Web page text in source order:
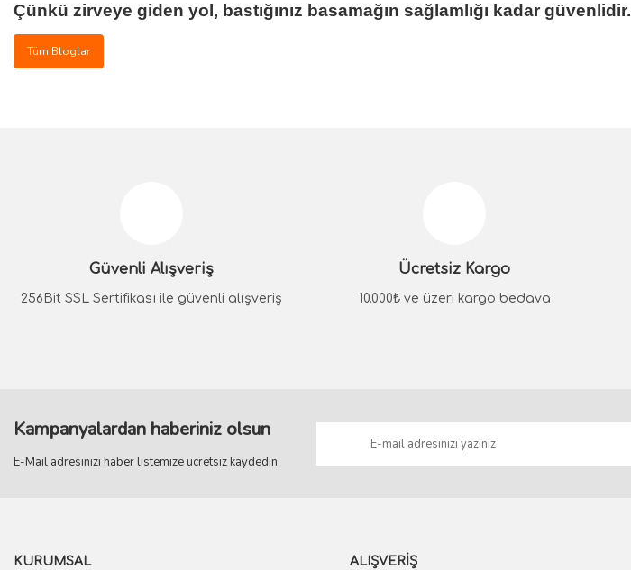
Çünkü zirveye giden yol, bastığınız basamağın sağlamlığı kadar güvenlidir.
Tüm Bloglar
Güvenli Alışveriş
256Bit SSL Sertifikası ile güvenli alışveriş
Ücretsiz Kargo
10.000₺ ve üzeri kargo bedava
Kampanyalardan haberiniz olsun
E-Mail adresinizi haber listemize ücretsiz kaydedin
KURUMSAL ALIŞVERİŞ